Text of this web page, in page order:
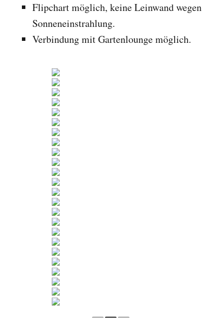
Flipchart möglich, keine Leinwand wegen
Sonneneinstrahlung.
Verbindung mit Gartenlounge möglich.